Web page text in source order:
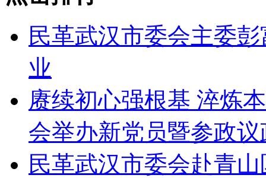
民革武汉市委会主委
业
赓续初心强根基 淬炼
会举办新党员暨参政
民革武汉市委会赴青